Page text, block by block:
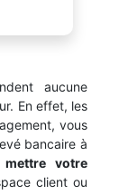
aucune
En effet, les
vous
bancaire à
mettre votre
client ou